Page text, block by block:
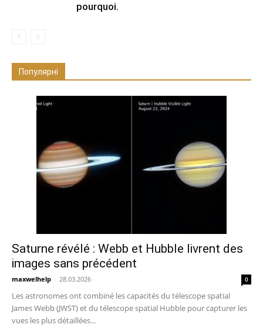
pourquoi.
Популярні
Saturne révélé : Webb et Hubble livrent des
images sans précédent
maxwelhelp - 28.03.2026 0
Les astronomes ont combiné les capacités du télescope spatial
James Webb (JWST) et du télescope spatial Hubble pour capturer les
vues les plus détaillées...